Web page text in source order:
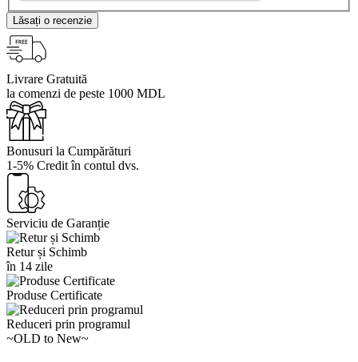
Lăsați o recenzie
Livrare Gratuită
la comenzi de peste 1000 MDL
Bonusuri la Cumpărături
1-5% Credit în contul dvs.
Serviciu de Garanție
Retur și Schimb
în 14 zile
Produse Certificate
Reduceri prin programul
~OLD to New~